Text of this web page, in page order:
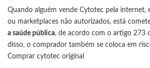
Quando alguém vende Cytotec pela internet,
ou marketplaces não autorizados, está
a saúde pública, de acordo com o artigo 273
disso, o comprador também se coloca em
Comprar cytotec original